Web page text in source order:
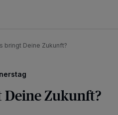
bringt Deine Zukunft?
Zukunft?